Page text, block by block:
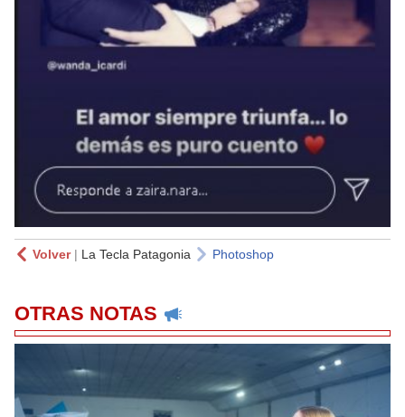
Volver| La Tecla Patagonia Photoshop
OTRAS NOTAS